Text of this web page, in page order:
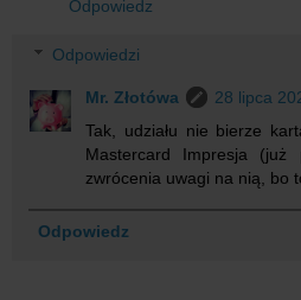
Odpowiedz
Odpowiedzi
Mr. Złotówa
28 lipca
Tak, udziału nie bierze
Mastercard Impresja (już
zwrócenia uwagi na nią, bo
Odpowiedz